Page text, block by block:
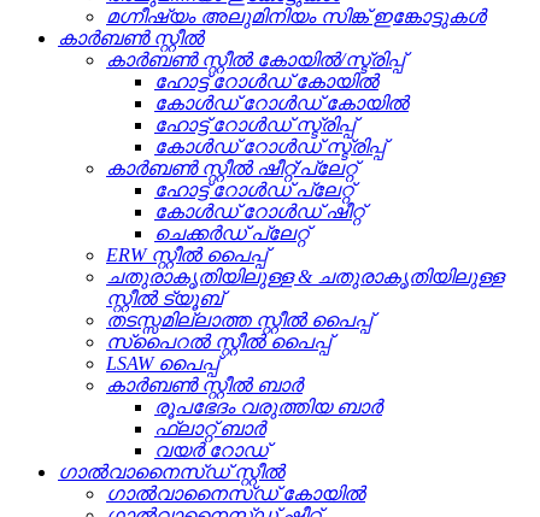
മഗ്നീഷ്യം അലുമിനിയം സിങ്ക് ഇങ്കോട്ടുകൾ
കാർബൺ സ്റ്റീൽ
കാർബൺ സ്റ്റീൽ കോയിൽ/സ്ട്രിപ്പ്
ഹോട്ട് റോൾഡ് കോയിൽ
കോൾഡ് റോൾഡ് കോയിൽ
ഹോട്ട് റോൾഡ് സ്ട്രിപ്പ്
കോൾഡ് റോൾഡ് സ്ട്രിപ്പ്
കാർബൺ സ്റ്റീൽ ഷീറ്റ്/പ്ലേറ്റ്
ഹോട്ട് റോൾഡ് പ്ലേറ്റ്
കോൾഡ് റോൾഡ് ഷീറ്റ്
ചെക്കർഡ് പ്ലേറ്റ്
ERW സ്റ്റീൽ പൈപ്പ്
ചതുരാകൃതിയിലുള്ള & ചതുരാകൃതിയിലുള്ള
സ്റ്റീൽ ട്യൂബ്
തടസ്സമില്ലാത്ത സ്റ്റീൽ പൈപ്പ്
സ്പൈറൽ സ്റ്റീൽ പൈപ്പ്
LSAW പൈപ്പ്
കാർബൺ സ്റ്റീൽ ബാർ
രൂപഭേദം വരുത്തിയ ബാർ
ഫ്ലാറ്റ് ബാർ
വയർ റോഡ്
ഗാൽവാനൈസ്ഡ് സ്റ്റീൽ
ഗാൽവാനൈസ്ഡ് കോയിൽ